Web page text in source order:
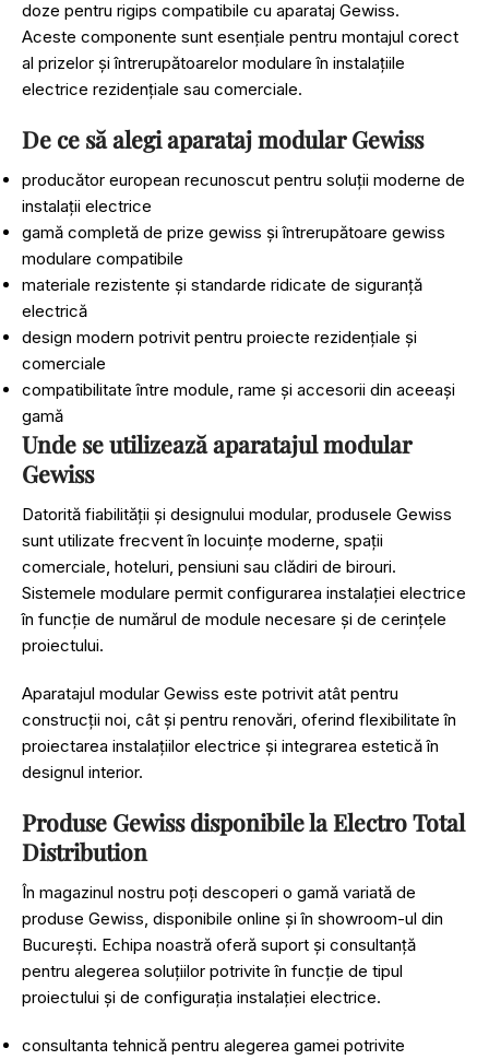
doze pentru rigips compatibile cu aparataj Gewiss.
Aceste componente sunt esențiale pentru montajul corect
al prizelor și întrerupătoarelor modulare în instalațiile
electrice rezidențiale sau comerciale.
De ce să alegi aparataj modular Gewiss
producător european recunoscut pentru soluții moderne de
instalații electrice
gamă completă de prize gewiss șiîntrerupătoare gewiss
modulare compatibile
materiale rezistente și standarde ridicate de siguranță
electrică
design modern potrivit pentru proiecte rezidențiale și
comerciale
compatibilitate între module, rame și accesorii din aceeași
gamă
Unde se utilizează aparatajul modular
Gewiss
Datorită fiabilității și designului modular, produsele Gewiss
sunt utilizate frecvent în locuințe moderne, spații
comerciale, hoteluri, pensiuni sau clădiri de birouri.
Sistemele modulare permit configurarea instalației electrice
în funcție de numărul de module necesare și de cerințele
proiectului.
Aparatajul modular Gewiss este potrivit atât pentru
construcții noi, cât și pentru renovări, oferind flexibilitate în
proiectarea instalațiilor electrice și integrarea estetică în
designul interior.
Produse Gewiss disponibile la Electro Total
Distribution
În magazinul nostru poți descoperi o gamă variată de
produse Gewiss, disponibile online și în showroom-ul din
București. Echipa noastră oferă suport și consultanță
pentru alegerea soluțiilor potrivite în funcție de tipul
proiectului și de configurația instalației electrice.
consultanta tehnică pentru alegerea gamei potrivite